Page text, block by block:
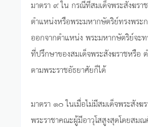
มาตรา ๙ ใน กรณีที่สมเด็จพระสังฆรา
ตำแหน่งหรือพระมหากษัตริย์ทรงพระ
ออกจากตำแหน่ง พระมหากษัตริย์จะท
ที่ปรึกษาของสมเด็จพระสังฆราชหรือ
ตามพระราชอัธยาศัยก็ได้
มาตรา ๑๐ ในเมื่อไม่มีสมเด็จพระสังฆ
พระราชาคณะผู้มีอาวุโสสูงสุดโดยสม